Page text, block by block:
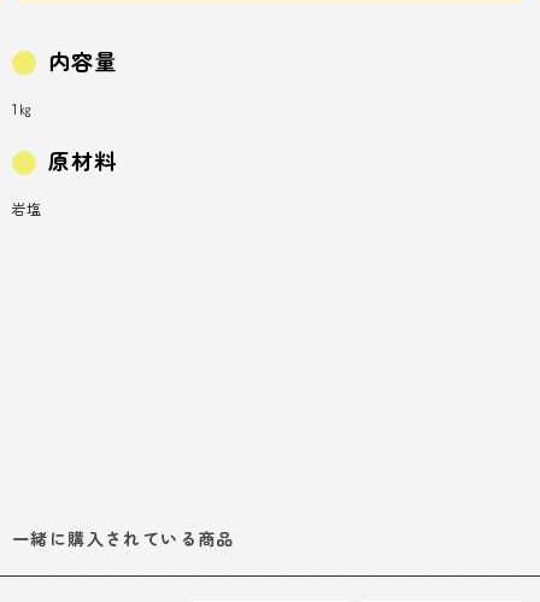
内容量
1㎏
原材料
岩塩
一緒に購入されている商品